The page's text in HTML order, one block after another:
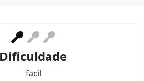
Dificuldade
facil